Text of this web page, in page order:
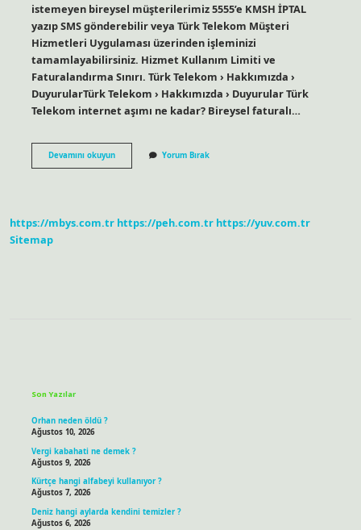
istemeyen bireysel müşterilerimiz 5555’e KMSH İPTAL
yazıp SMS gönderebilir veya Türk Telekom Müşteri
Hizmetleri Uygulaması üzerinden işleminizi
tamamlayabilirsiniz. Hizmet Kullanım Limiti ve
Faturalandırma Sınırı. Türk Telekom › Hakkımızda ›
DuyurularTürk Telekom › Hakkımızda › Duyurular Türk
Telekom internet aşımı ne kadar? Bireysel faturalı…
Devamını okuyunTürk
Telekom
Yorum Bırak
https://mbys.com.tr https://peh.com.tr https://yuv.com.tr
Sitemap
Son Yazılar
Orhan neden öldü ?
Ağustos 10, 2026
Vergi kabahati ne demek ?
Ağustos 9, 2026
Kürtçe hangi alfabeyi kullanıyor ?
Ağustos 7, 2026
Deniz hangi aylarda kendini temizler ?
Ağustos 6, 2026